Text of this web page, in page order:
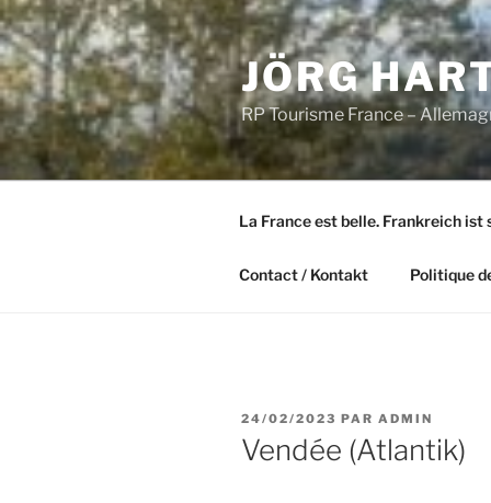
Aller
au
contenu
principal
JÖRG
RP Tourisme France –
La France est belle. Frankreich ist
Contact / Kontakt Politique
PUBLIÉ
LE
24/02/2023 PAR ADMIN
Vendée (Atlantik)